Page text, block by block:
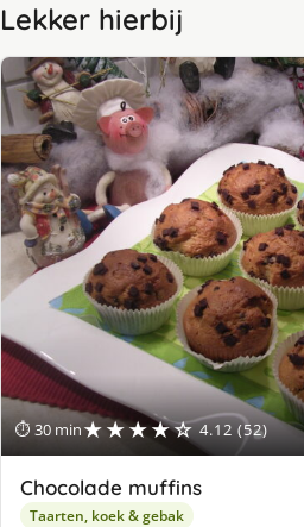
Lekker hierbij
⏱ 30 min★★★★☆ 4.12 (52)
Chocolade muffins
Taarten, koek & gebak